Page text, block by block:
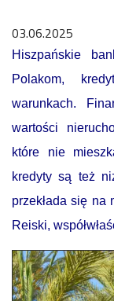
03.06.2025
Hiszpańskie
Polakom,
warunkach.
wartości
które nie
kredyty są też
przekłada się na
Reiski,